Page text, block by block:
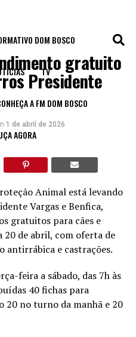
DOM BOSCO
TV
A FM DOM BOSCO
AGORA
gratuito
Presidente
1 de abril de 2026
Animal está levando
Vargas e Benfica,
gratuitos para cães e
20 de abril, com oferta de
antirrábica e castrações.
feira a sábado, das 7h às
40 fichas para
20 no turno da manhã e 20